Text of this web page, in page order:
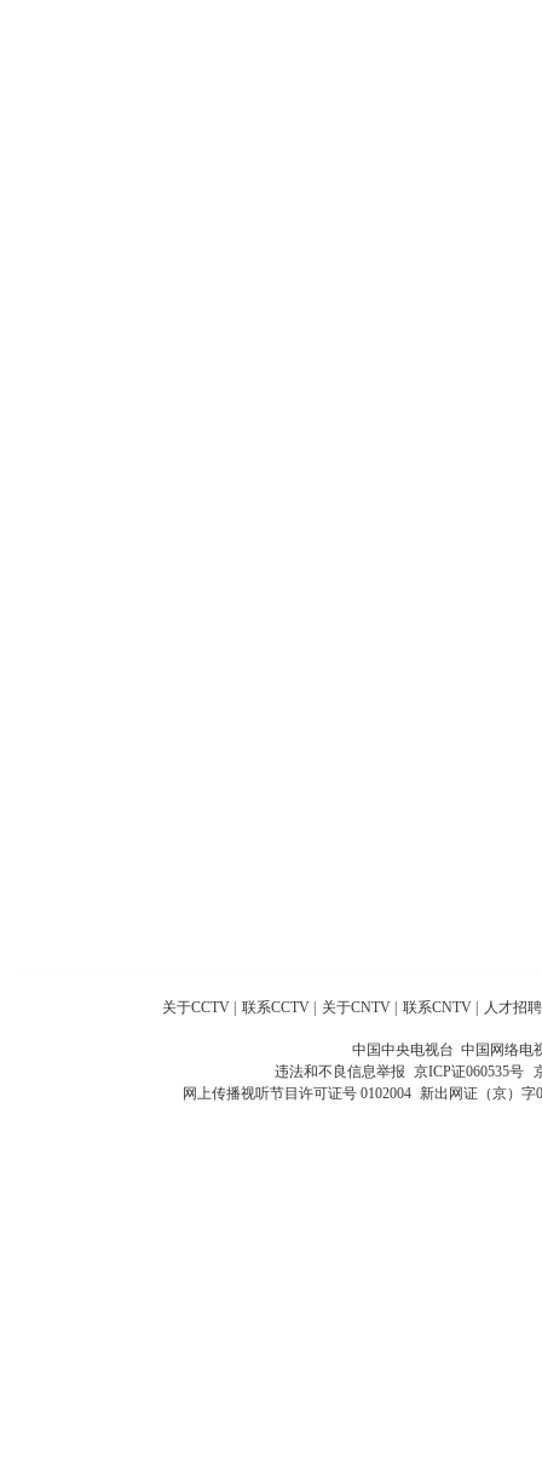
关于CCTV 联系CCTV 关于CNTV 联系CNTV 人才招聘
中国中央电视台 中国网络电
违法和不良信息举报 京ICP证060535号
网上传播视听节目许可证号 0102004 新出网证（京）